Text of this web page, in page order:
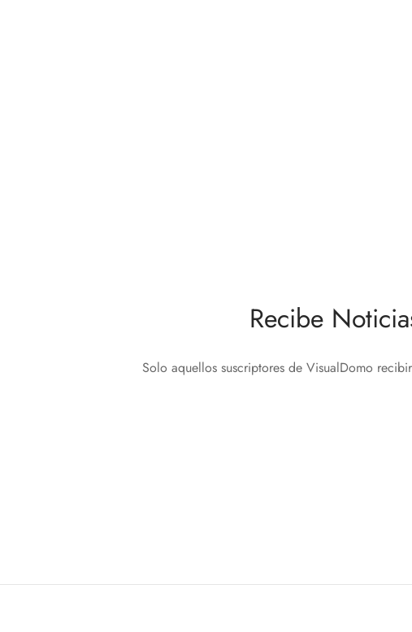
Recibe
Solo aquellos suscriptores de VisualDomo